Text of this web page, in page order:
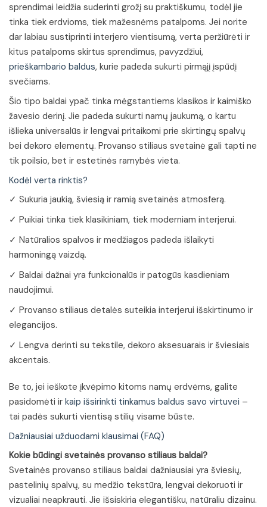
sprendimai leidžia suderinti grožį su praktiškumu, todėl jie
tinka tiek erdvioms, tiek mažesnėms patalpoms. Jei norite
dar labiau sustiprinti interjero vientisumą, verta peržiūrėti ir
kitus patalpoms skirtus sprendimus, pavyzdžiui,
prieškambario baldus, kurie padeda sukurti pirmąjį įspūdį
svečiams.
Šio tipo baldai ypač tinka mėgstantiems klasikos ir kaimiško
žavesio derinį. Jie padeda sukurti namų jaukumą, o kartu
išlieka universalūs ir lengvai pritaikomi prie skirtingų spalvų
bei dekoro elementų. Provanso stiliaus svetainė gali tapti ne
tik poilsio, bet ir estetinės ramybės vieta.
Kodėl verta rinktis?
✓ Sukuria jaukią, šviesią ir ramią svetainės atmosferą.
✓ Puikiai tinka tiek klasikiniam, tiek moderniam interjerui.
✓ Natūralios spalvos ir medžiagos padeda išlaikyti
harmoningą vaizdą.
✓ Baldai dažnai yra funkcionalūs ir patogūs kasdieniam
naudojimui.
✓ Provanso stiliaus detalės suteikia interjerui išskirtinumo ir
elegancijos.
✓ Lengva derinti su tekstile, dekoro aksesuarais ir šviesiais
akcentais.
Be to, jei ieškote įkvėpimo kitoms namų erdvėms, galite
pasidomėti ir kaip išsirinkti tinkamus baldus savo virtuvei –
tai padės sukurti vientisą stilių visame būste.
Dažniausiai užduodami klausimai (FAQ)
Kokie būdingi svetainės provanso stiliaus baldai?
Svetainės provanso stiliaus baldai dažniausiai yra šviesių,
pastelinių spalvų, su medžio tekstūra, lengvai dekoruoti ir
vizualiai neapkrauti. Jie išsiskiria elegantišku, natūraliu dizainu.